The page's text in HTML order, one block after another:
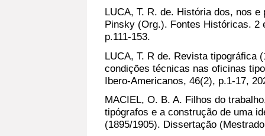
LUCA, T. R. de. História dos, nos
Pinsky (Org.). Fontes Históricas. 2
p.111-153.
LUCA, T. R de. Revista tipográfica
condições técnicas nas oficinas
Ibero-Americanos, 46(2), p.1-17,
MACIEL, O. B. A. Filhos do
tipógrafos e a construção de uma
(1895/1905). Dissertação